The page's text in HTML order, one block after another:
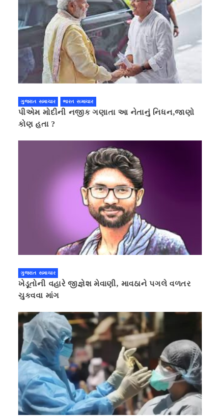
ગુજરાત સમાચાર ભારત સમાચાર
પીએમ મોદીની નજીક ગણાતા આ નેતાનું નિધન,જાણો
કોણ હતા ?
ગુજરાત સમાચાર
ખેડૂતોની વહારે જીજ્ઞેશ મેવાણી, માવઠાને પગલે વળતર
ચુકવવા માંગ